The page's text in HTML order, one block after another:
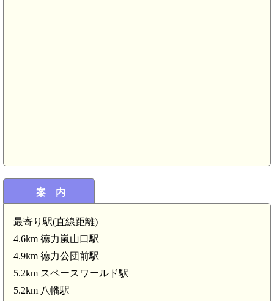
案 内
最寄り駅(直線距離)
4.6km 徳力嵐山口駅
4.9km 徳力公団前駅
5.2km スペースワールド駅
5.2km 八幡駅
スペースワールド駅(5.2km)